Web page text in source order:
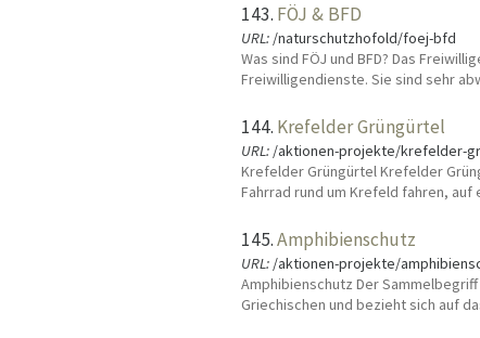
143. FÖJ & BFD
URL: /naturschutzhofold/foej-bfd
Was sind FÖJ und BFD? Das
Freiwilligendienste. Sie sind sehr
144. Krefelder Grüngürtel
URL: /aktionen-projekte/krefelder-
Krefelder Grüngürtel Krefelder
Fahrrad rund um Krefeld fahren,
145.Amphibienschutz
URL: /aktionen-projekte/
Amphibienschutz Der
Griechischen und bezieht sich auf